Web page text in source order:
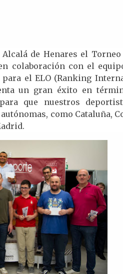
de Henares el Torneo
colaboración con el
el ELO (Ranking
un gran éxito en
que nuestros
como Cataluña,